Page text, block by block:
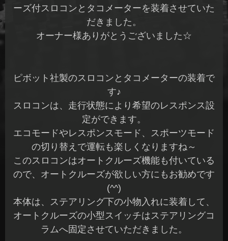
ーズ付スロコンとタコメーターを装着させていた
だきました。
オーナー様ありがとうございました☆
ピボット社製のスロコンとタコメーターの装着で
す♪
スロコンは、走行状態により希望のレスポンス設
定ができます。
エコモードやレスポンスモード、スポーツモード
の切り替えで運転も楽しくなりますね～
このスロコンはオートクルーズ機能も付いている
ので、オートクルーズが欲しい方にもお勧めです
(^^)
本体は、ステアリング下の小物入れに装着して、
オートクルーズの小型スイッチはステアリングコ
ラムへ固定させていただきました。